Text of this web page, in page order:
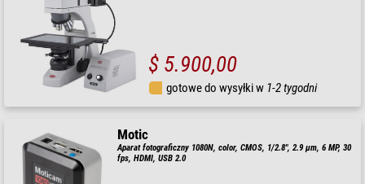
$ 5.900,00
gotowe do wysyłki w 1-2 tygodni
Motic
Aparat fotograficzny 1080N, color, CMOS, 1/2.8", 2.9 µm, 6 MP, 30
fps, HDMI, USB 2.0